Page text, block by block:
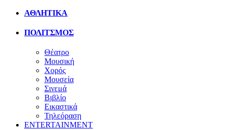
ΑΘΛΗΤΙΚΑ
ΠΟΛΙΤΣΜΟΣ
Θέατρο
Μουσική
Χορός
Μουσεία
Σινεμά
Βιβλίο
Εικαστικά
Τηλεόραση
ENTERTAINMENT